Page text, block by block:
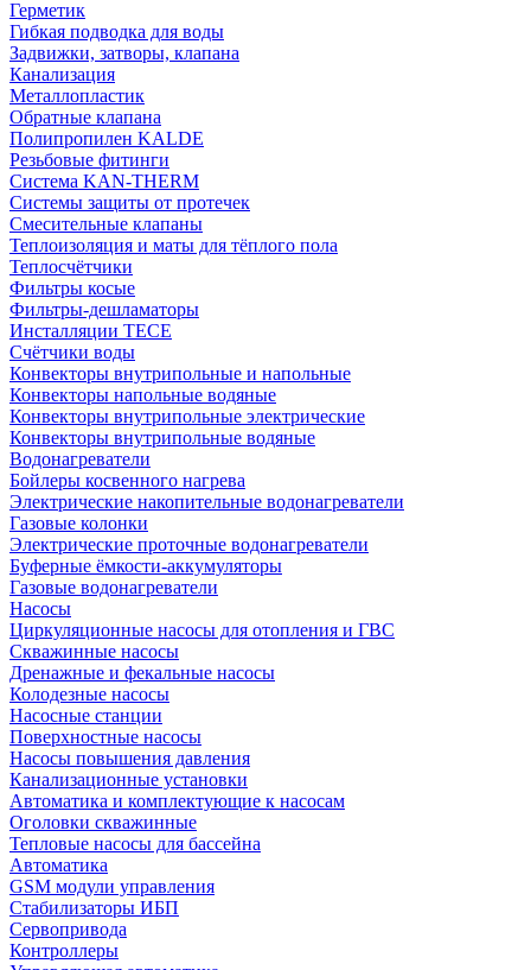
Герметик
Гибкая подводка для воды
Задвижки, затворы, клапана
Канализация
Металлопластик
Обратные клапана
Полипропилен KALDE
Резьбовые фитинги
Система KAN-THERM
Системы защиты от протечек
Смесительные клапаны
Теплоизоляция и маты для тёплого пола
Теплосчётчики
Фильтры косые
Фильтры-дешламаторы
Инсталляции TECE
Счётчики воды
Конвекторы внутрипольные и напольные
Конвекторы напольные водяные
Конвекторы внутрипольные электрические
Конвекторы внутрипольные водяные
Водонагреватели
Бойлеры косвенного нагрева
Электрические накопительные водонагреватели
Газовые колонки
Электрические проточные водонагреватели
Буферные ёмкости-аккумуляторы
Газовые водонагреватели
Насосы
Циркуляционные насосы для отопления и ГВС
Скважинные насосы
Дренажные и фекальные насосы
Колодезные насосы
Насосные станции
Поверхностные насосы
Насосы повышения давления
Канализационные установки
Автоматика и комплектующие к насосам
Оголовки скважинные
Тепловые насосы для бассейна
Автоматика
GSM модули управления
Стабилизаторы ИБП
Сервопривода
Контроллеры